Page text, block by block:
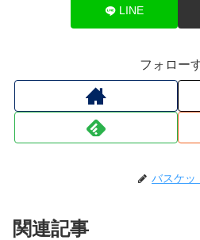
LINE
フォロー
バスケッ
関連記事